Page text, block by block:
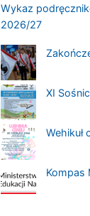
Wykaz
2026/27
XI
Wehikuł
Kompas